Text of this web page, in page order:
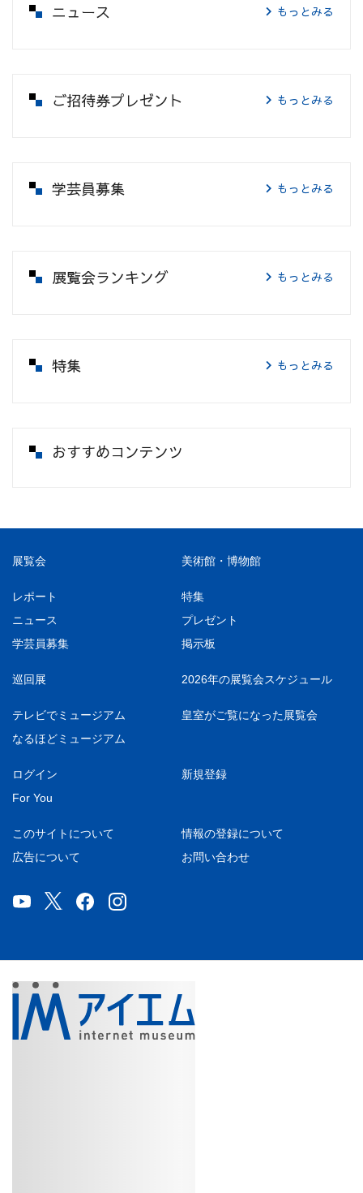
ニュース もっとみる
ご招待券プレゼント もっとみる
学芸員募集 もっとみる
展覧会ランキング もっとみる
特集 もっとみる
おすすめコンテンツ
展覧会 美術館・博物館
レポート
特集
ニュース
プレゼント
学芸員募集
掲示板
巡回展 2026年の展覧会スケジュール
テレビでミュージアム
皇室がご覧になった展覧会
なるほどミュージアム
ログイン
新規登録
For You
このサイトについて
情報の登録について
広告について
お問い合わせ